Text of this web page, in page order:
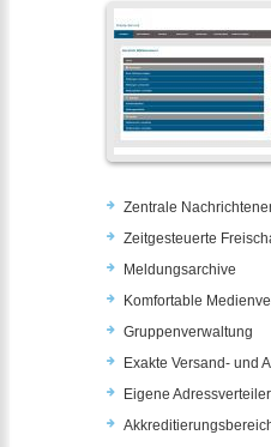
Zentrale
Zeitgesteuerte
Meldungsarchive
Komfortable
Gruppenverwaltung
Exakte Versand- und
Eigene Adressverteiler